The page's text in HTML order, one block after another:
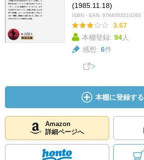
(1985.11.18)
ISBN・EAN: 9784003210260
3.67
本棚登録: 94人
感想: 6件
本棚に登録する
Amazon
詳細ページへ